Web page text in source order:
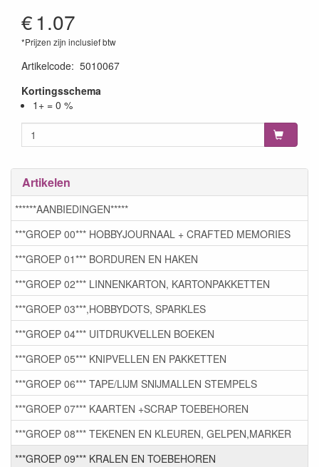
€1.07
*Prijzen zijn inclusief btw
Artikelcode: 5010067
Kortingsschema
1+ = 0 %
Artikelen
******AANBIEDINGEN*****
***GROEP 00*** HOBBYJOURNAAL + CRAFTED MEMORIES
***GROEP 01*** BORDUREN EN HAKEN
***GROEP 02*** LINNENKARTON, KARTONPAKKETTEN
***GROEP 03***,HOBBYDOTS, SPARKLES
***GROEP 04*** UITDRUKVELLEN BOEKEN
***GROEP 05*** KNIPVELLEN EN PAKKETTEN
***GROEP 06*** TAPE/LIJM SNIJMALLEN STEMPELS
***GROEP 07*** KAARTEN +SCRAP TOEBEHOREN
***GROEP 08*** TEKENEN EN KLEUREN, GELPEN,MARKER
***GROEP 09*** KRALEN EN TOEBEHOREN